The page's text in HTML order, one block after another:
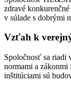
zdravé
v súlade s dobrými
Vzťah k
Spoločnosť sa riadi
normami a
inštitúciami sú